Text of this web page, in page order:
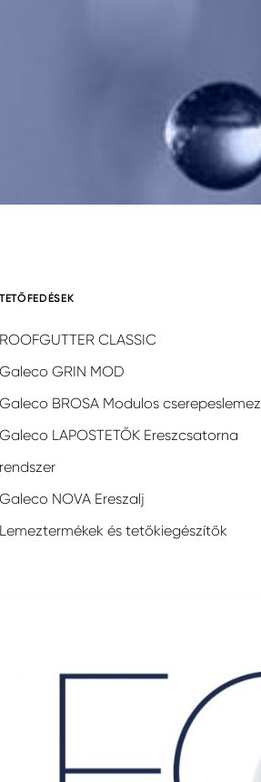
TETŐFEDÉSEK
ROOFGUTTER CLASSIC
Galeco GRIN MOD
Galeco BROSA Modulos cserepeslemez
Galeco LAPOSTETŐK Ereszcsatorna
rendszer
Galeco NOVA Ereszalj
Lemeztermékek és tetőkiegészítők